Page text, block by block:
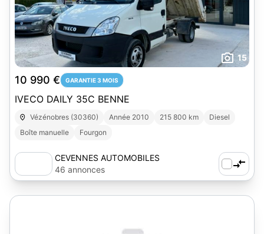
15
10 990 € GARANTIE 3 MOIS
IVECO DAILY 35C BENNE
Vézénobres (30360) Année 2010 215 800 km
Diesel
Boîte manuelle
Fourgon
CEVENNES AUTOMOBILES
46 annonces